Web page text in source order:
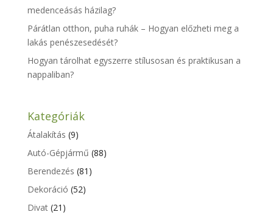
medenceásás házilag?
Párátlan otthon, puha ruhák – Hogyan előzheti meg a
lakás penészesedését?
Hogyan tárolhat egyszerre stílusosan és praktikusan a
nappaliban?
Kategóriák
Átalakítás (9)
Autó-Gépjármű (88)
Berendezés (81)
Dekoráció (52)
Divat(21)